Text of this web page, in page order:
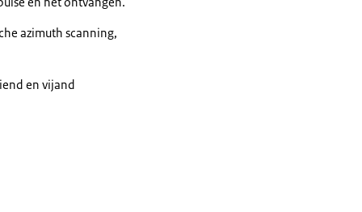
azimuth scanning,
en vijand